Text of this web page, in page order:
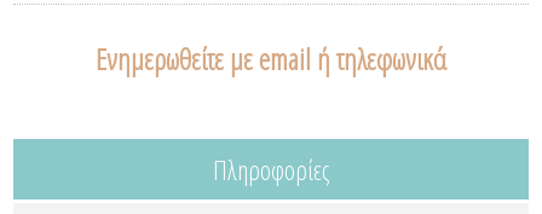
Ενημερωθείτε με email ή τηλεφωνικά
Πληροφορίες